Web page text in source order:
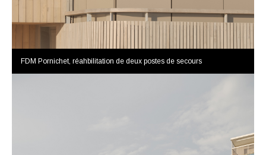
FDM Pornichet, réahbilitation de deux postes de secours